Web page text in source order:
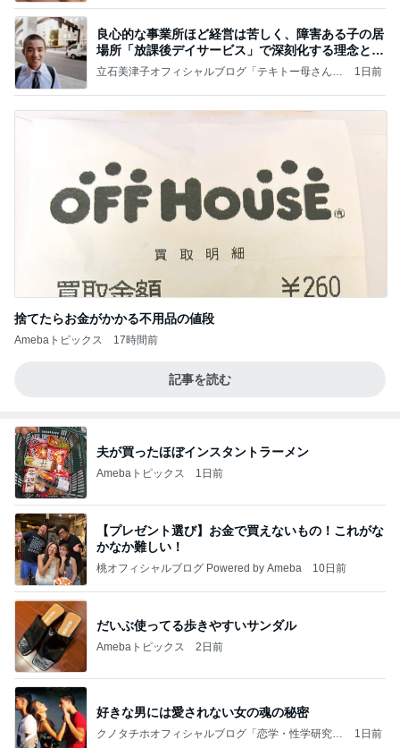
良心的な事業所ほど経営は苦しく、障害ある子の居
場所「放課後デイサービス」で深刻化する理念と現
実の
立石美津子オフィシャルブログ「テキトー母さんの
1日前
捨てたらお金がかかる不用品の値段
Amebaトピックス 17時間前
記事を読む
夫が買ったほぼインスタントラーメン
Amebaトピックス 1日前
【プレゼント選び】お金で買えないもの！これがな
かなか難しい！
桃オフィシャルブログ Powered by Ameba 10日前
だいぶ使ってる歩きやすいサンダル
Amebaトピックス 2日前
好きな男には愛されない女の魂の秘密
クノタチホオフィシャルブログ「恋学・性学研究
1日前